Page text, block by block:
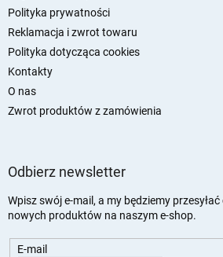
Polityka prywatności
Reklamacja i zwrot towaru
Polityka dotycząca cookies
Kontakty
O nas
Zwrot produktów z zamówienia
Odbierz newsletter
Wpisz swój e-mail, a my będziemy
nowych produktów na naszym e-shop.
E-mail